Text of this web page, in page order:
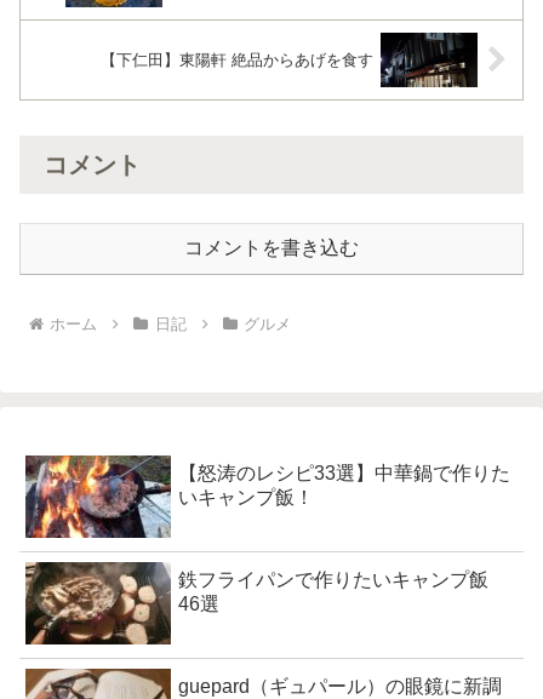
【下仁田】東陽軒 絶品からあげを食す
コメント
コメントを書き込む
ホーム 日記 グルメ
【怒涛のレシピ33選】中華鍋で作りた
いキャンプ飯！
鉄フライパンで作りたいキャンプ飯
46選
guepard（ギュパール）の眼鏡に新調